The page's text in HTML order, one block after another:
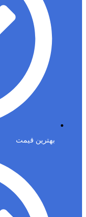
بهترین قیمت